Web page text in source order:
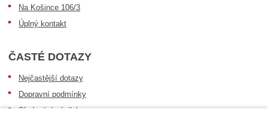
Na Košince 106/3
Úplný kontakt
ČASTÉ DOTAZY
Nejčastější dotazy
Dopravní podmínky
Sledování zásilek